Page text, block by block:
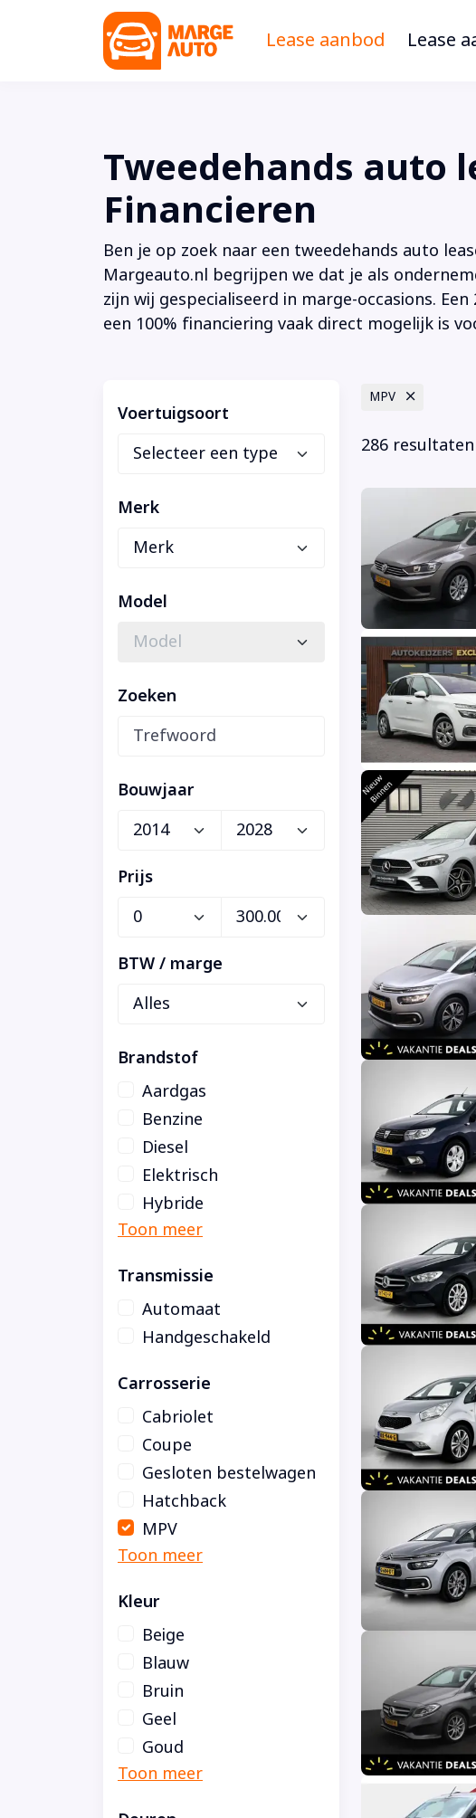
Lease aanbod Lease
Tweedehands auto
Financieren
Ben je op zoek naar een tweedehands auto
Margeauto.nl begrijpen we dat je als
zijn wij gespecialiseerd in marge-occasions.
een 100% financiering vaak direct mogelijk is
Voertuigsoort
Merk
Model
Zoeken
Bouwjaar
Prijs
BTW / marge
Brandstof
Aardgas
Benzine
Diesel
Elektrisch
Hybride
Transmissie
Automaat
Handgeschakeld
Carrosserie
Cabriolet
Coupe
Gesloten bestelwagen
Hatchback
MPV
Kleur
Beige
Blauw
Bruin
Geel
Goud
MPV
286 resultaten